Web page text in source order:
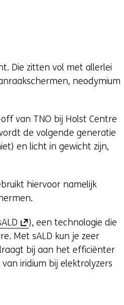
Die zitten vol met allerlei
neodymium
van TNO bij Holst Centre
de volgende generatie
en licht in gewicht zijn,
hiervoor namelijk
o
p
e
), een technologie die
Met sALD kun je zeer
bij aan het efficiënter
iridium bij elektrolyzers